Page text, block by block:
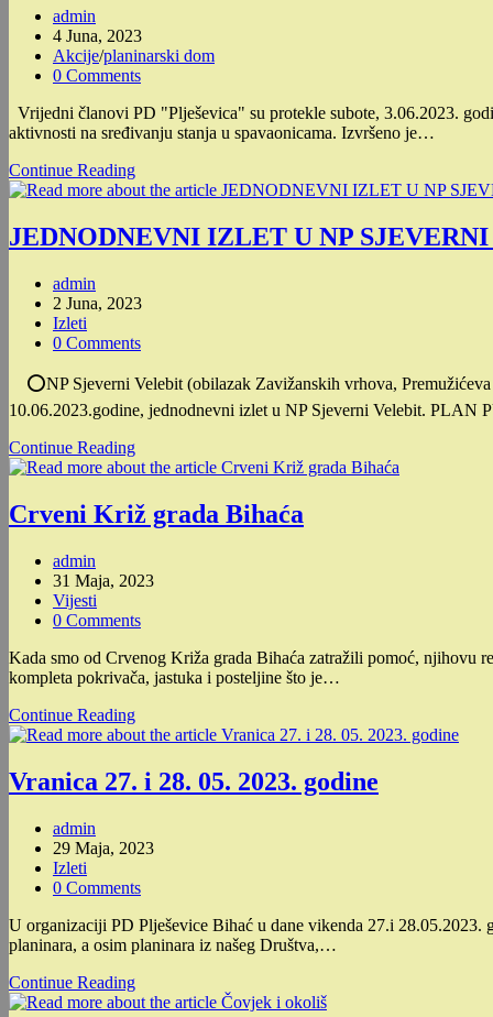
Post
author:
admin
Post
published:
4 Juna, 2023
Post
category:
Akcije/planinarski dom
Post
0 Comments
Vrijedni članovi PD "Plješevica" su protekle subote, 3.06.2023.
aktivnosti na sređivanju stanja u spavaonicama. Izvršeno je…
Continue ReadingUređenje
okoliša
doma
“Plješevica”
JEDNODNEVNI IZLET U NP
Post
author:
admin
Post
published:
2 Juna, 2023
Post
category:
Izleti
Post
0 Comments
⭕️NP Sjeverni Velebit (obilazak Zavižanskih vrhova,
10.06.2023.godine, jednodnevni izlet u NP Sjeverni Velebit. PLAN
Continue ReadingJEDNODNEVNI
IZLET
NP
SJEVERNI
Crveni Križ grada Bihaća
Post
author:
admin
Post
published:
31 Maja, 2023
Post
category:
Vijesti
Post
0 Comments
Kada smo od Crvenog Križa grada Bihaća zatražili pomoć, njihovu
kompleta pokrivača, jastuka i posteljine što je…
Continue ReadingCrveni
Križ
Bihaća
Vranica 27. i 28. 05. 2023. godine
Post
author:
admin
Post
published:
29 Maja, 2023
Post
category:
Izleti
Post
0 Comments
U organizaciji PD Plješevice Bihać u dane vikenda 27.i
planinara, a osim planinara iz našeg Društva,…
Continue ReadingVranica
27.